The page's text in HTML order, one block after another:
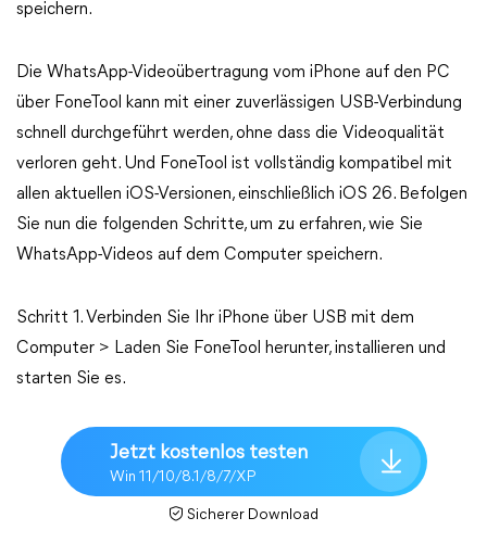
speichern.
Die WhatsApp-Videoübertragung vom iPhone auf den PC
über FoneTool kann mit einer zuverlässigen USB-Verbindung
schnell durchgeführt werden, ohne dass die Videoqualität
verloren geht. Und FoneTool ist vollständig kompatibel mit
allen aktuellen iOS-Versionen, einschließlich iOS 26. Befolgen
Sie nun die folgenden Schritte, um zu erfahren, wie Sie
WhatsApp-Videos auf dem Computer speichern.
Schritt 1. Verbinden Sie Ihr iPhone über USB mit dem
Computer > Laden Sie FoneTool herunter, installieren und
starten Sie es.
Jetzt kostenlos testen
Win 11/10/8.1/8/7/XP
Sicherer Download